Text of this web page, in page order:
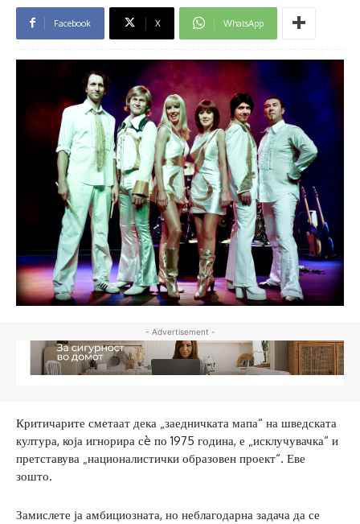
Facebook X WhatsApp
- Advertisement -
Критичарите сметаат дека „заедничката мапа“ на шведската
култура, која игнорира сè по 1975 година, е „исклучувачка“ и
претставува „националистички образовен проект“. Еве
зошто.
Замислете ја амбициозната, но неблагодарна задача да се